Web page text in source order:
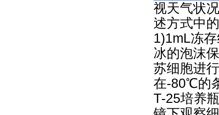
视天气状
述方式中
1)1mL冻
冰的泡沫
苏细胞进
在-80℃的
T-25培养